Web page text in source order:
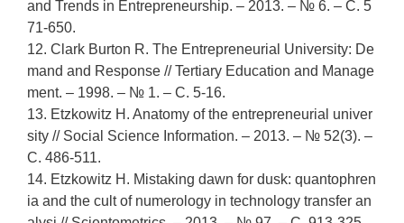
and Trends in Entrepreneurship. – 2013. – № 6. – С. 5
71-650.
12. Clark Burton R. The Entrepreneurial University: De
mand and Response // Tertiary Education and Manage
ment. – 1998. – № 1. – С. 5-16.
13. Etzkowitz H. Anatomy of the entrepreneurial univer
sity // Social Science Information. – 2013. – № 52(3). –
С. 486-511.
14. Etzkowitz H. Mistaking dawn for dusk: quantophren
ia and the cult of numerology in technology transfer an